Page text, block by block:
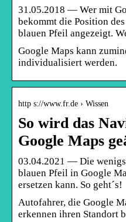
31.05.2018 — Wer mit
bekommt die Position
blauen Pfeil angezeigt.
Google Maps kann
individualisiert werden.
http s://www.fr.de › Wissen
So wird das
Google Maps
03.04.2021 — Die
blauen Pfeil in Google
ersetzen kann. So geht´s!
Autofahrer, die Google
erkennen ihren Standort